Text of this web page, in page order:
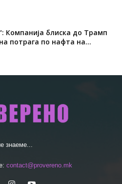
Компанија блиска до Трамп
потрага по нафта на...
знаеме...
contact@provereno.mk